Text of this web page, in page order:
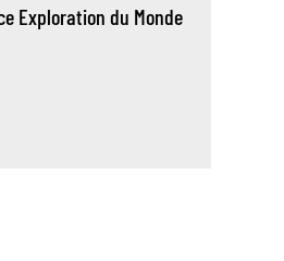
Exploration du Monde